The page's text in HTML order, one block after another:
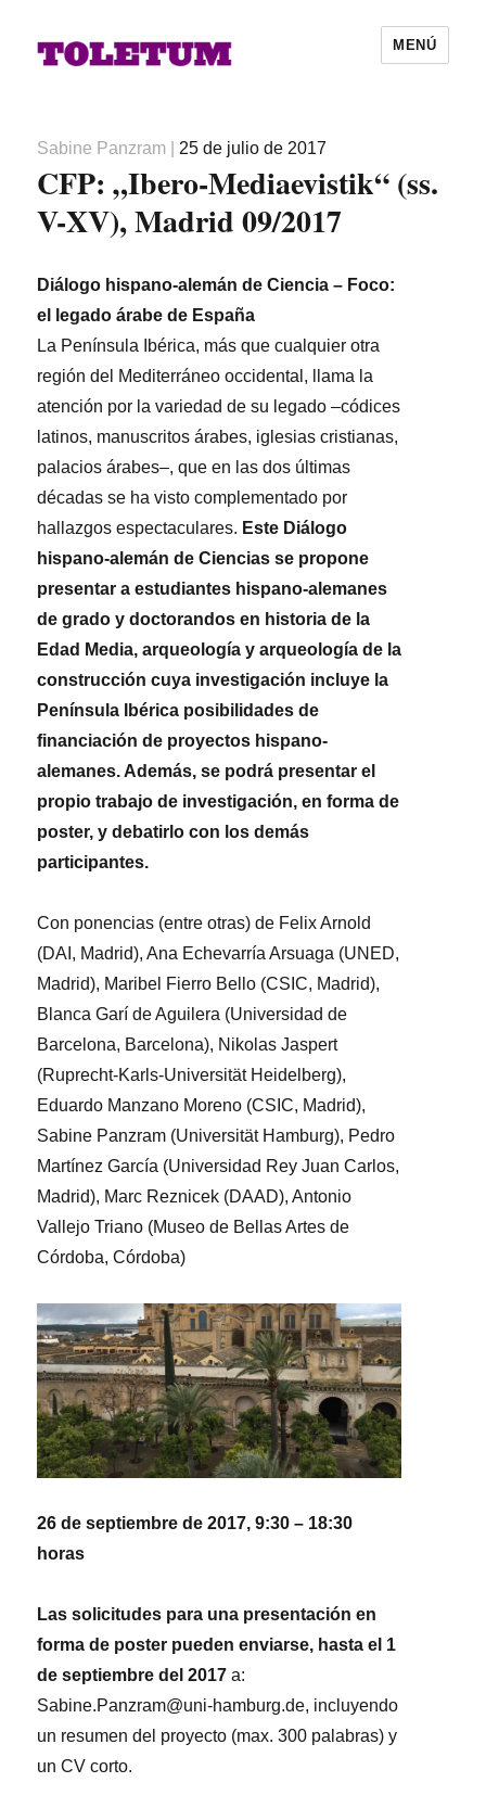
MENÚ
Autor
Sabine Panzram
Publicado
el
25 de julio de 2017
CFP: „Ibero-Mediaevistik“ (ss.
V-XV), Madrid 09/2017
Diálogo hispano-alemán deCiencia – Foco:
el
legado árabe de España
La Península Ibérica, más que cualquier otra
región del Mediterráneo occidental, llama la
atención por la variedad de su legado –códices
latinos, manuscritos árabes, iglesias cristianas,
palacios árabes–, que en las dos últimas
décadas se ha visto complementado por
hallazgos espectaculares. Este Diálogo
hispano-alemán de Ciencias se propone
presentar a estudiantes hispano-alemanes
de grado y doctorandos en historia de la
Edad Media, arqueología y arqueología de la
construcción cuya investigación incluye la
Península Ibérica posibilidades de
financiación de proyectos hispano-
alemanes. Además, se podrá presentar el
propio trabajo de investigación, en forma de
poster, y debatirlo con los demás
participantes.
Con ponencias (entre otras) de Felix Arnold
(DAI, Madrid), Ana Echevarría Arsuaga (UNED,
Madrid), Maribel Fierro Bello (CSIC, Madrid),
Blanca Garí de Aguilera (Universidad de
Barcelona, Barcelona), Nikolas Jaspert
(Ruprecht-Karls-Universität Heidelberg),
Eduardo Manzano Moreno (CSIC, Madrid),
Sabine Panzram (Universität Hamburg), Pedro
Martínez García (Universidad Rey Juan Carlos,
Madrid), Marc Reznicek (DAAD), Antonio
Vallejo Triano (Museo de Bellas Artes de
Córdoba, Córdoba)
26 deseptiembre de 2017, 9:30– 18:30
horas
Lassolicitudes para una presentación en
forma de poster pueden enviarse, hasta el 1
deseptiembre del 2017 a:
Sabine.Panzram@uni-hamburg.de, incluyendo
un resumen del proyecto (max. 300 palabras) y
un CV corto.